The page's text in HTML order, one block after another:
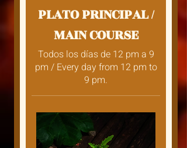
PLATO PRINCIPAL /
MAIN COURSE
Todos los días de 12 pm a 9
pm / Every day from 12 pm to
9 pm.